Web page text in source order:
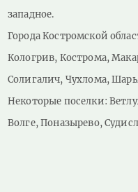
западное.
Города Костромской
Кологрив, Кострома,
Солигалич, Чухлома,
Некоторые поселки:
Волге, Поназырево,